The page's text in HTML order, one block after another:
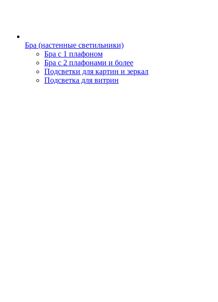
Бра (настенные светильники)
Бра с 1 плафоном
Бра с 2 плафонами и более
Подсветки для картин и зеркал
Подсветка для витрин